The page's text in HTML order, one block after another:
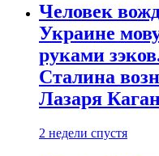
Человек
Украине
руками
Сталина
Лазаря
2 недели спустя